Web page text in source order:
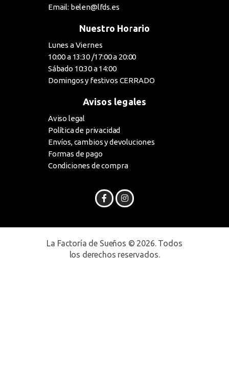
Email: belen@lfds.es
Nuestro Horario
Lunes a Viernes
10:00 a 13:30 /17:00 a 20:00
Sábado 10:30 a 14:00
Domingos y festivos CERRADO
Avisos legales
Aviso legal
Política de privacidad
Envíos, cambios y devoluciones
Formas de pago
Condiciones de compra
La Factoría de Sueños © 2026. Todos
los derechos reservados.